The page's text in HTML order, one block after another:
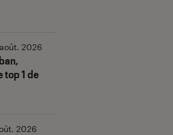
,
top 1 de
2026
2026